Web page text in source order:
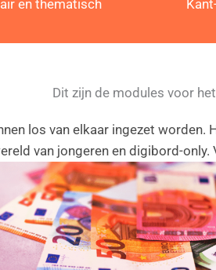
en thematisch
Dit zijn de modules voor
los van elkaar ingezet
van jongeren en digibord-